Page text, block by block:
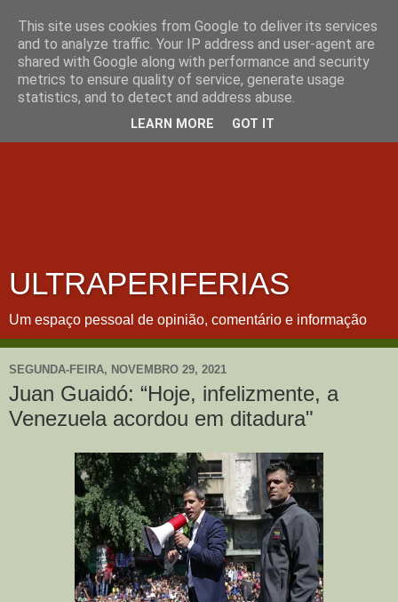
ULTRAPERIFERIAS
Um espaço pessoal de opinião, comentário e informação
SEGUNDA-FEIRA, NOVEMBRO 29, 2021
Juan Guaidó: “Hoje, infelizmente, a
Venezuela acordou em ditadura"
This site uses cookies from Google to deliver its services
and to analyze traffic. Your IP address and user-agent are
shared with Google along with performance and security
metrics to ensure quality of service, generate usage
statistics, and to detect and address abuse.
LEARN MORE GOT IT